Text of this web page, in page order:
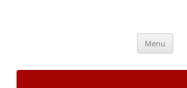
Menu